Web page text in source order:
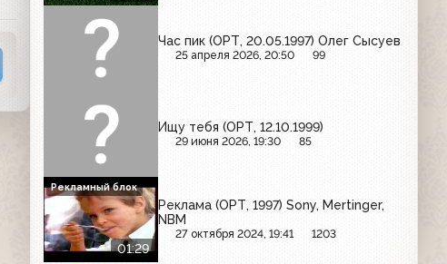
Час пик (ОРТ, 20.05.1997) Олег Сысуев
25 апреля 2026, 20:50 99
Ищу тебя (ОРТ, 12.10.1999)
29 июня 2026, 19:30 85
01:29
Реклама (ОРТ, 1997) Sony, Mertinger,
NBM
27 октября 2024, 19:41 1203
Рекламный блок